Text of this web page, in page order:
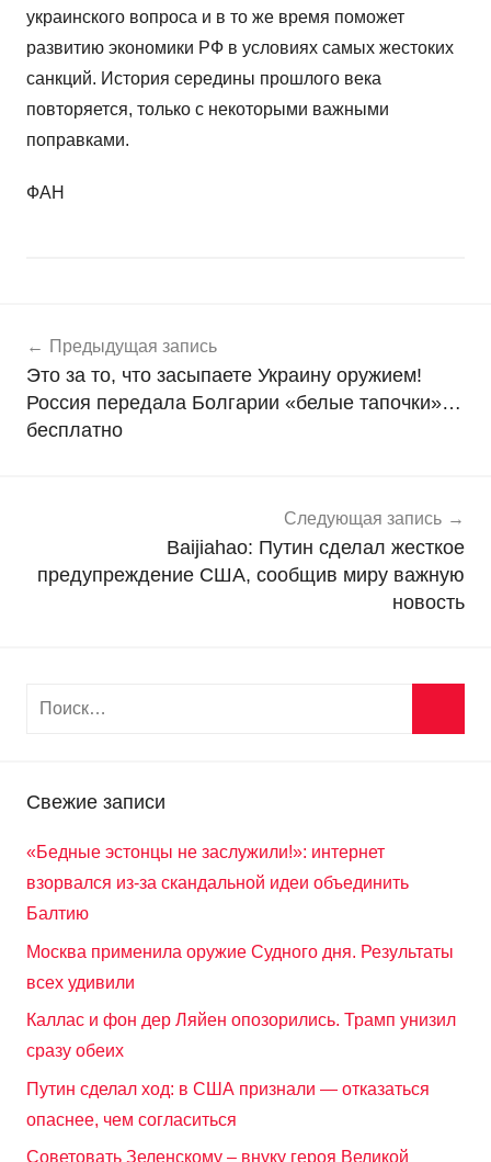
украинского вопроса и в то же время поможет
развитию экономики РФ в условиях самых жестоких
санкций. История середины прошлого века
повторяется, только с некоторыми важными
поправками.
ФАН
о
в
о
с
по
записям
Предыдущая запись
Это за то, что засыпаете Украину оружием!
Россия передала Болгарии «белые тапочки»…
бесплатно
Следующая запись
Baijiahao: Путин сделал жесткое
предупреждение США, сообщив миру важную
новость
Свежие записи
«Бедные эстонцы не заслужили!»: интернет
взорвался из-за скандальной идеи объединить
Балтию
Москва применила оружие Судного дня. Результаты
всех удивили
Каллас и фон дер Ляйен опозорились. Трамп унизил
сразу обеих
Путин сделал ход: в США признали — отказаться
опаснее, чем согласиться
Советовать Зеленскому – внуку героя Великой